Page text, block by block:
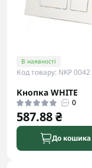
В наявності
Код товару: NKP 0042
Кнопка WHITE
0
587.88 ₴
До кошика